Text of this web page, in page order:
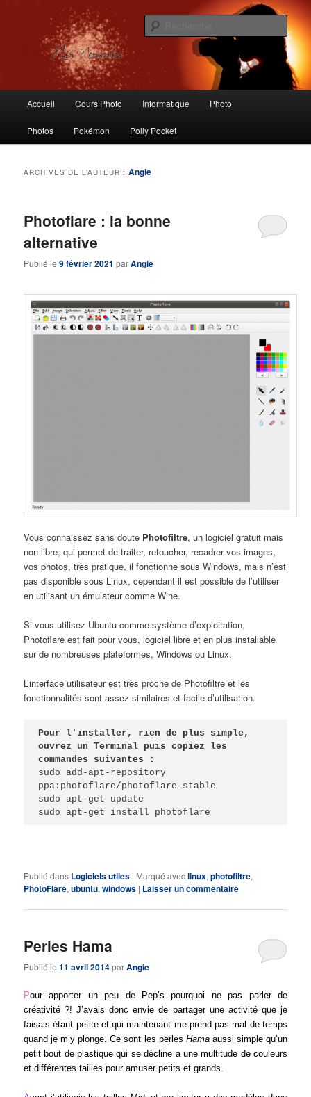
secondaireNsr Networks – Labo Ubuntu
Logiciels libres, Photographie, Informatique, Polly Pocket, Vintage Toys
principal
Accueil Cours Photo Informatique Photo
Photos Pokémon Polly Pocket
ARCHIVES DE L’AUTEUR :Angie
Photoflare : la bonne
alternative
Publié le9 février 2021 parAngie
Vous connaissez sans doute Photofiltre, un logiciel gratuit mais
non libre, qui permet de traiter, retoucher, recadrer vos images,
vos photos, très pratique, il fonctionne sous Windows, mais n’est
pas disponible sous Linux, cependant il est possible de l’utiliser
en utilisant un émulateur comme Wine.
Si vous utilisez Ubuntu comme système d’exploitation,
Photoflare est fait pour vous, logiciel libre et en plus installable
sur de nombreuses plateformes, Windows ou Linux.
L’interface utilisateur est très proche de Photofiltre et les
fonctionnalités sont assez similaires et facile d’utilisation.
Pour l'installer, rien de plus simple,
ouvrez un Terminal puis copiez les
commandes suivantes :
sudo add-apt-repository
ppa:photoflare/photoflare-stable
sudo apt-get update
sudo apt-get install photoflare
Publié dans Logiciels utiles | Marqué aveclinux,photofiltre,
PhotoFlare,ubuntu,windows | Laisser un commentaire
Perles Hama
Publié le11 avril 2014parAngie
Pour apporter un peu de Pep’s pourquoi ne pas parler de
créativité ?! J’avais donc envie de partager une activité que je
faisais étant petite et qui maintenant me prend pas mal de temps
quand je m’y plonge. Ce sont les perles Hamaaussi simple qu’un
petit bout de plastique qui se décline a une multitude de couleurs
et différentes tailles pour amuser petits et grands.